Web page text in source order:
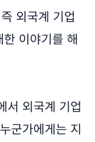
외국계 기업
이야기를 해
서 외국계 기업
군가에게는 지